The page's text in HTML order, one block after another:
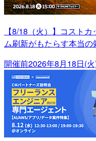
【8/18（火）】コスト
ム刷新がもたらす本当の
開催前2026年8月18日(